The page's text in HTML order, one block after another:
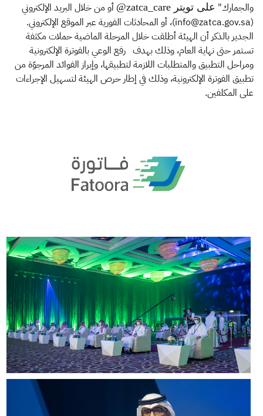
والجمارك" على تويتر zatca_care@
​ أو من خلال البريد الإلكتروني
(info@zatca.gov.sa)، أو المحادثات الفورية عبر الموقع الإلكتروني.
الجدير بالذكر أن الهيئة أطلقت خلال المرحلة الماضية حملات مكثفة
تستمر حتى نهاية العام، وذلك بهدف رفع الوعي بالفوترة الإلكترونية
ومراحل التطبيق والمتطلبات اللازمة لتطبيقها، وإبراز الفوائد المرجوّة من
تطبيق الفوترة الإلكترونية، وذلك في إطار حرص الهيئة لتسهيل الإجراءات
على المكلفين.